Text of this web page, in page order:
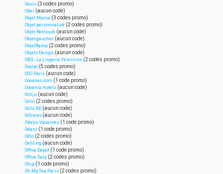
Oasis (3 codes promo)
Ober (aucun code)
Objet Mania (3 codes promo)
Objet personnalisé (2 codes promo)
Objet Retrouvé (aucun code)
Objet-gaucher (aucun code)
ObjetRama (2 codes promo)
Objets Design (aucun code)
OBS - La Lingerie Féminine (2 codes promo)
Ocarat (5 codes promo)
OCC Paris (aucun code)
Oceanes.com (1 code promo)
Oceania Hotels (aucun code)
Ochju (aucun code)
Oclio (2 codes promo)
Oclio BE (aucun code)
Octimex (aucun code)
Odalys Vacances (1 code promo)
Odazz (1 code promo)
Odlo (2 codes promo)
Oehling (aucun code)
Office Depot (1 code promo)
Office Easy (2 codes promo)
Ofup (1 code promo)
Oh My Tea Paris (2 codes promo)